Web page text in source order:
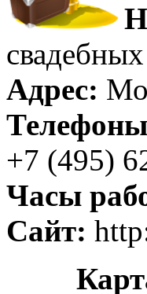
Адрес:
+7 (495)
Часы
Сайт: